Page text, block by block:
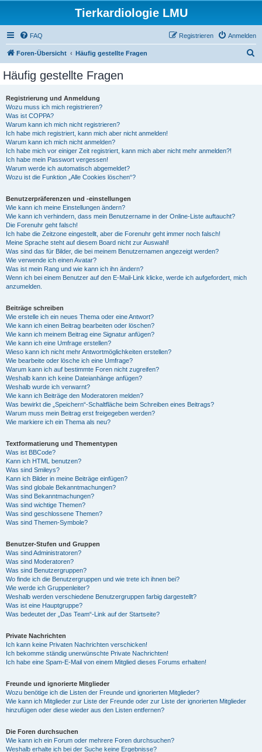
Tierkardiologie LMU
FAQ Anmelden
Registrieren
Foren-Übersicht Häufig gestellte Fragen
Häufig gestellte Fragen
Registrierung und Anmeldung
Wozu muss ich mich registrieren?
Was ist COPPA?
Warum kann ich mich nicht registrieren?
Ich habe mich registriert, kann mich aber nicht anmelden!
Warum kann ich mich nicht anmelden?
Ich habe mich vor einiger Zeit registriert, kann mich aber nicht mehr anmelden?!
Ich habe mein Passwort vergessen!
Warum werde ich automatisch abgemeldet?
Wozu ist die Funktion „Alle Cookies löschen“?
Benutzerpräferenzen und -einstellungen
Wie kann ich meine Einstellungen ändern?
Wie kann ich verhindern, dass mein Benutzername in der Online-Liste auftaucht?
Die Forenuhr geht falsch!
Ich habe die Zeitzone eingestellt, aber die Forenuhr geht immer noch falsch!
Meine Sprache steht auf diesem Board nicht zur Auswahl!
Was sind das für Bilder, die bei meinem Benutzernamen angezeigt werden?
Wie verwende ich einen Avatar?
Was ist mein Rang und wie kann ich ihn ändern?
Wenn ich bei einem Benutzer auf den E-Mail-Link klicke, werde ich aufgefordert, mich
anzumelden.
Beiträge schreiben
Wie erstelle ich ein neues Thema oder eine Antwort?
Wie kann ich einen Beitrag bearbeiten oder löschen?
Wie kann ich meinem Beitrag eine Signatur anfügen?
Wie kann ich eine Umfrage erstellen?
Wieso kann ich nicht mehr Antwortmöglichkeiten erstellen?
Wie bearbeite oder lösche ich eine Umfrage?
Warum kann ich auf bestimmte Foren nicht zugreifen?
Weshalb kann ich keine Dateianhänge anfügen?
Weshalb wurde ich verwarnt?
Wie kann ich Beiträge den Moderatoren melden?
Was bewirkt die „Speichern“-Schaltfläche beim Schreiben eines Beitrags?
Warum muss mein Beitrag erst freigegeben werden?
Wie markiere ich ein Thema als neu?
Textformatierung und Thementypen
Was ist BBCode?
Kann ich HTML benutzen?
Was sind Smileys?
Kann ich Bilder in meine Beiträge einfügen?
Was sind globale Bekanntmachungen?
Was sind Bekanntmachungen?
Was sind wichtige Themen?
Was sind geschlossene Themen?
Was sind Themen-Symbole?
Benutzer-Stufen und Gruppen
Was sind Administratoren?
Was sind Moderatoren?
Was sind Benutzergruppen?
Wo finde ich die Benutzergruppen und wie trete ich ihnen bei?
Wie werde ich Gruppenleiter?
Weshalb werden verschiedene Benutzergruppen farbig dargestellt?
Was ist eine Hauptgruppe?
Was bedeutet der „Das Team“-Link auf der Startseite?
Private Nachrichten
Ich kann keine Privaten Nachrichten verschicken!
Ich bekomme ständig unerwünschte Private Nachrichten!
Ich habe eine Spam-E-Mail von einem Mitglied dieses Forums erhalten!
Freunde und ignorierte Mitglieder
Wozu benötige ich die Listen der Freunde und ignorierten Mitglieder?
Wie kann ich Mitglieder zur Liste der Freunde oder zur Liste der ignorierten Mitglieder
hinzufügen oder diese wieder aus den Listen entfernen?
Die Foren durchsuchen
Wie kann ich ein Forum oder mehrere Foren durchsuchen?
Weshalb erhalte ich bei der Suche keine Ergebnisse?